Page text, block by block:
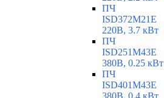
ПЧ
ISD372M21E
220В, 3.7 кВт
ПЧ
ISD251M43E
380В, 0.25 кВт
ПЧ
ISD401M43E